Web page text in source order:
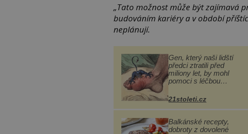
„Tato možnost může být zajímavá
budováním kariéry a v období
neplánují.
Gen, který naši lidští
předci ztratili před
miliony let, by mohl
pomoci s léčbou
21stoleti.cz
Balkánské recepty,
dobroty z dovolené